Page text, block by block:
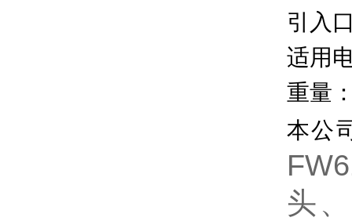
引入
适用
重量
本公
头